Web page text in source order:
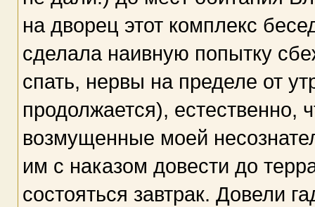
на дворец этот комплекс
сделала наивную попытку
спать, нервы на пределе от
продолжается), естественно,
возмущенные моей
им с наказом довести до
состояться завтрак. Довели